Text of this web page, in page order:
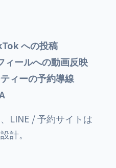
への投稿
ールへの動画反映
ィーの予約導線
LINE / 予約サイトは
計。